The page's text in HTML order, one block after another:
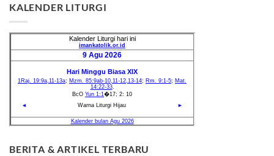
KALENDER LITURGI
BERITA & ARTIKEL TERBARU